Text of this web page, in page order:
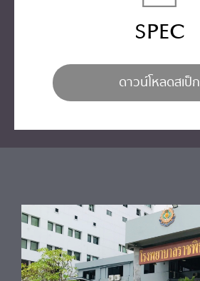
SPEC
ดาวน์โหลดสเป็ก